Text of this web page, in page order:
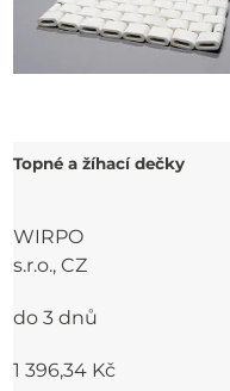
Topné a žíhací dečky
WIRPO
s.r.o., CZ
do 3 dnů
1 396,34 Kč